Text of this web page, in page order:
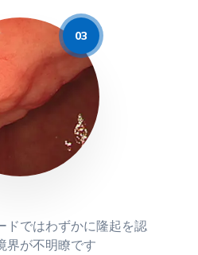
ドではわずかに隆起を認
界が不明瞭です